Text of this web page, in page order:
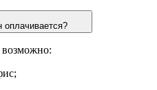
оплачивается?
возможно: